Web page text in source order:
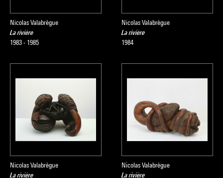
Nicolas Valabrègue
La rivière
1983 - 1985
Nicolas Valabrègue
La rivière
1984
Nicolas Valabrègue
La rivière
Nicolas Valabrègue
La rivière